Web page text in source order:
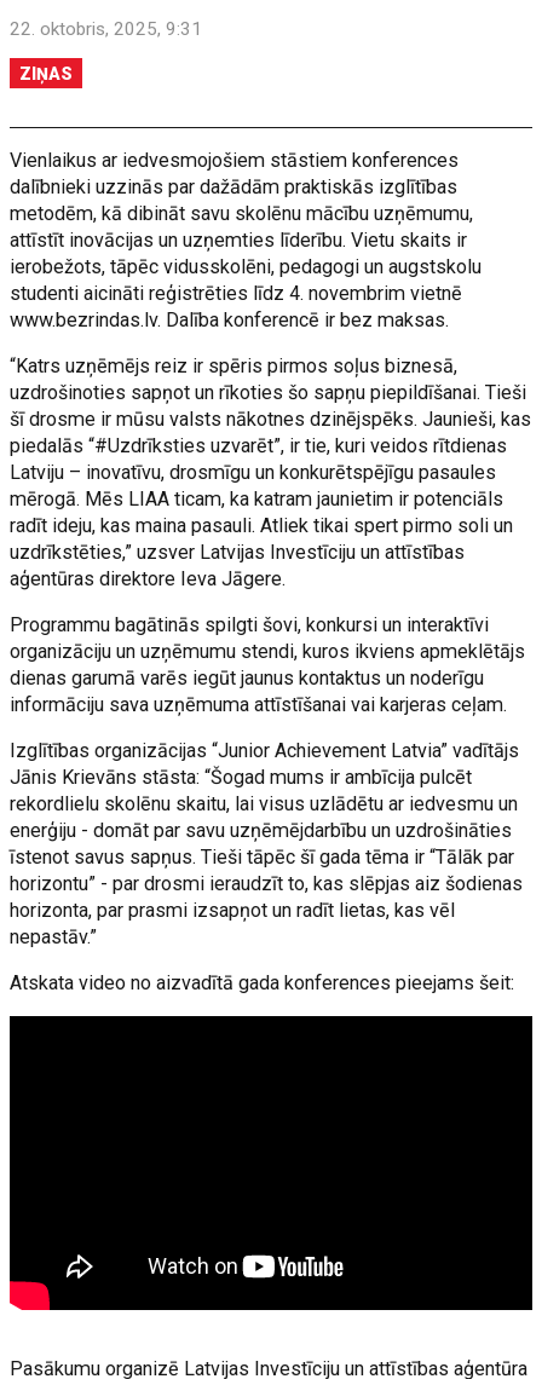
22. oktobris, 2025, 9:31
ZIŅAS
Vienlaikus ar iedvesmojošiem stāstiem konferences
dalībnieki uzzinās par dažādām praktiskās izglītības
metodēm, kā dibināt savu skolēnu mācību uzņēmumu,
attīstīt inovācijas un uzņemties līderību. Vietu skaits ir
ierobežots, tāpēc vidusskolēni, pedagogi un augstskolu
studenti aicināti reģistrēties līdz 4. novembrim vietnē
www.bezrindas.lv. Dalība konferencē ir bez maksas.
“Katrs uzņēmējs reiz ir spēris pirmos soļus biznesā,
uzdrošinoties sapņot un rīkoties šo sapņu piepildīšanai. Tieši
šī drosme ir mūsu valsts nākotnes dzinējspēks. Jaunieši, kas
piedalās “#Uzdrīksties uzvarēt”, ir tie, kuri veidos rītdienas
Latviju – inovatīvu, drosmīgu un konkurētspējīgu pasaules
mērogā. Mēs LIAA ticam, ka katram jaunietim ir potenciāls
radīt ideju, kas maina pasauli. Atliek tikai spert pirmo soli un
uzdrīkstēties,” uzsver Latvijas Investīciju un attīstības
aģentūras direktore Ieva Jāgere.
Programmu bagātinās spilgti šovi, konkursi un interaktīvi
organizāciju un uzņēmumu stendi, kuros ikviens apmeklētājs
dienas garumā varēs iegūt jaunus kontaktus un noderīgu
informāciju sava uzņēmuma attīstīšanai vai karjeras ceļam.
Izglītības organizācijas “Junior Achievement Latvia” vadītājs
Jānis Krievāns stāsta: “Šogad mums ir ambīcija pulcēt
rekordlielu skolēnu skaitu, lai visus uzlādētu ar iedvesmu un
enerģiju - domāt par savu uzņēmējdarbību un uzdrošināties
īstenot savus sapņus. Tieši tāpēc šī gada tēma ir “Tālāk par
horizontu” - par drosmi ieraudzīt to, kas slēpjas aiz šodienas
horizonta, par prasmi izsapņot un radīt lietas, kas vēl
nepastāv.”
Atskata video no aizvadītā gada konferences pieejams šeit:
Pasākumu organizē Latvijas Investīciju un attīstības aģentūra